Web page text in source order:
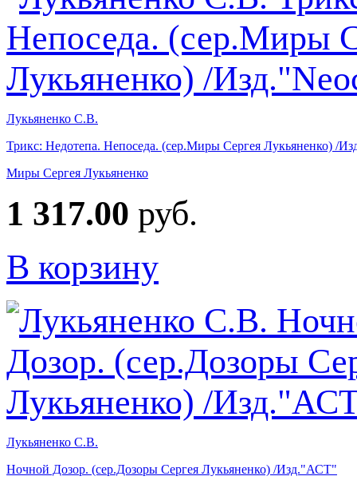
Лукьяненко С.В.
Трикс: Недотепа. Непоседа. (сер.Миры Сергея Лукьяненко) /
Миры Сергея Лукьяненко
1 317.00 руб.
В корзину
Лукьяненко С.В.
Ночной Дозор. (сер.Дозоры Сергея Лукьяненко) /Изд."АСТ"